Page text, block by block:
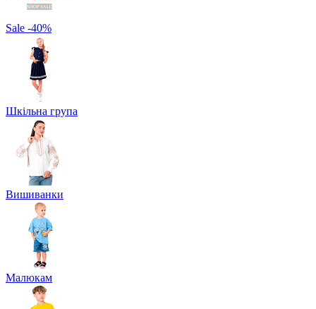
Sale -40%
Шкільна група
Вишиванки
Малюкам